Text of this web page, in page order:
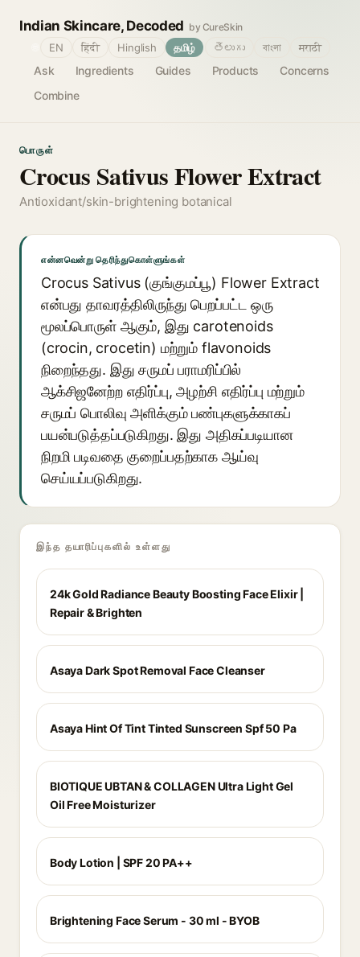
Indian Skincare, Decoded by CureSkin
Ask Ingredients Guides Products
Concerns
Combine
EN हिंदी Hinglish தமிழ் తెలుగు বাংলা मराठी
பொருள்
Crocus Sativus Flower Extract
Antioxidant/skin-brightening botanical
என்னவென்று தெரிந்துகொள்ளுங்கள்
Crocus Sativus (குங்குமப்பூ) Flower Extract
என்பது தாவரத்திலிருந்து பெறப்பட்ட ஒரு
மூலப்பொருள் ஆகும், இது carotenoids
(crocin, crocetin) மற்றும் flavonoids
நிறைந்தது. இது சருமப் பராமரிப்பில்
ஆக்சிஜனேற்ற எதிர்ப்பு, அழற்சி எதிர்ப்பு மற்றும்
சருமப் பொலிவு அளிக்கும் பண்புகளுக்காகப்
பயன்படுத்தப்படுகிறது. இது அதிகப்படியான
நிறமி படிவதை குறைப்பதற்காக ஆய்வு
செய்யப்படுகிறது.
இந்த தயாரிப்புகளில் உள்ளது
24k Gold Radiance Beauty Boosting Face Elixir |
Repair & Brighten
Asaya Dark Spot Removal Face Cleanser
Asaya Hint Of Tint Tinted Sunscreen Spf 50 Pa
BIOTIQUE UBTAN & COLLAGEN Ultra Light Gel
Oil Free Moisturizer
Body Lotion | SPF 20 PA++
Brightening Face Serum - 30 ml - BYOB